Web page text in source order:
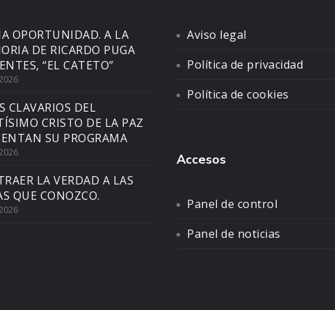
OPORTUNIDAD. A LA
DE RICARDO PUGA
“EL CATETO”
CLAVARIOS DEL
CRISTO DE LA PAZ
SU PROGRAMA
LA VERDAD A LAS
QUE CONOZCO.
Aviso legal
Política de privacidad
Política de cookies
Accesos
Panel de control
Panel de noticias